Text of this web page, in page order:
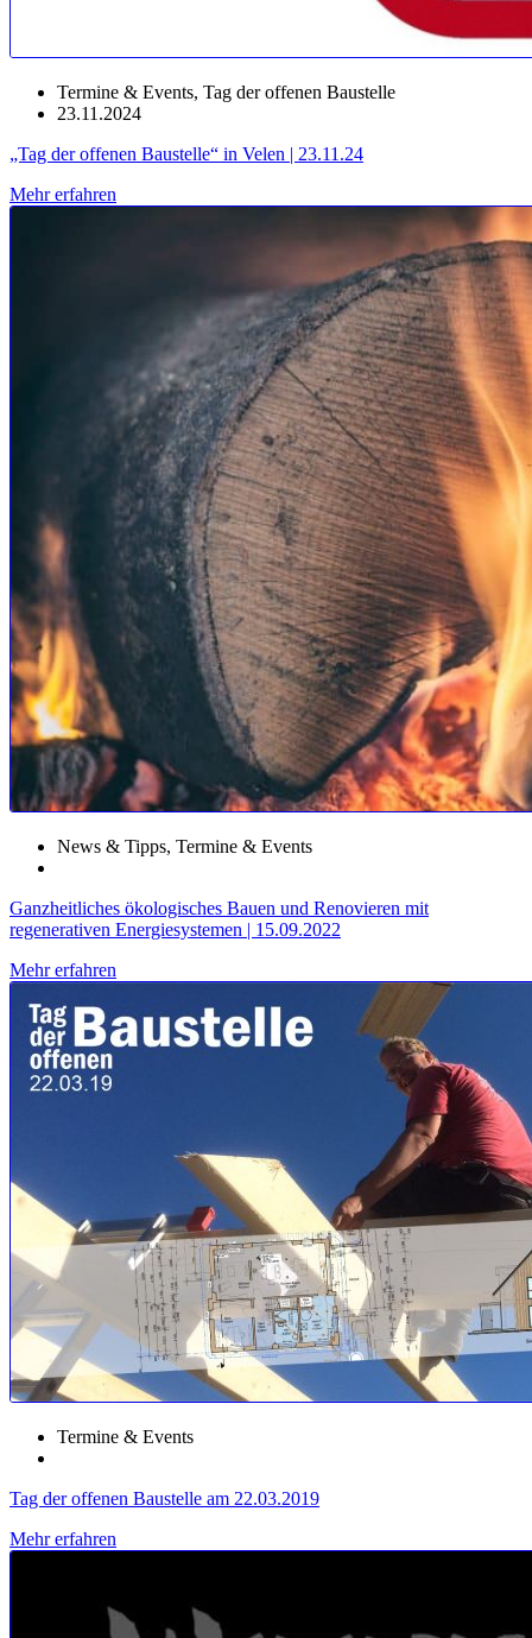
Termine & Events, Tag der offenen Baustelle
23.11.2024
„Tag der offenen Baustelle“ in Velen | 23.11.24
Mehr erfahren
News & Tipps, Termine & Events
Ganzheitliches ökologisches Bauen und Renovieren mit
regenerativen Energiesystemen | 15.09.2022
Mehr erfahren
Termine & Events
Tag der offenen Baustelle am 22.03.2019
Mehr erfahren